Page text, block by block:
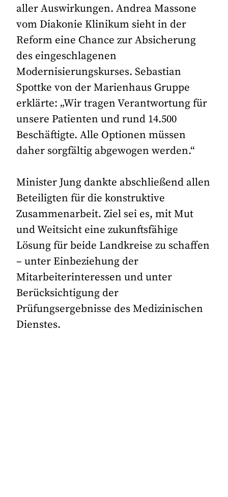
aller Auswirkungen. Andrea Massone
vom Diakonie Klinikum sieht in der
Reform eine Chance zur Absicherung
des eingeschlagenen
Modernisierungskurses. Sebastian
Spottke von der Marienhaus Gruppe
erklärte: „Wir tragen Verantwortung für
unsere Patienten und rund 14.500
Beschäftigte. Alle Optionen müssen
daher sorgfältig abgewogen werden.“
Minister Jung dankte abschließend allen
Beteiligten für die konstruktive
Zusammenarbeit. Ziel sei es, mit Mut
und Weitsicht eine zukunftsfähige
Lösung für beide Landkreise zu schaffen
– unter Einbeziehung der
Mitarbeiterinteressen und unter
Berücksichtigung der
Prüfungsergebnisse des Medizinischen
Dienstes.